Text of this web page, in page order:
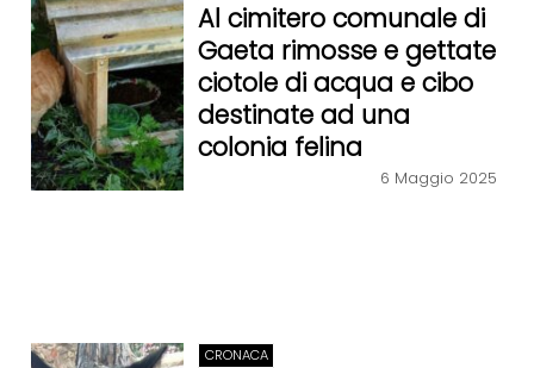
Al cimitero comunale di
Gaeta rimosse e gettate
ciotole di acqua e cibo
destinate ad una
colonia felina
6 Maggio 2025
CRONACA